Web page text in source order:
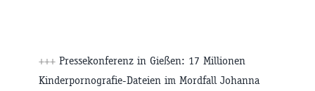
+++ Pressekonferenz in Gießen: 17 Millionen
Kinderpornografie-Dateien im Mordfall Johanna